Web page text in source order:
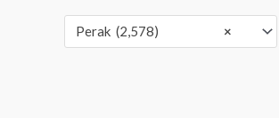
×
Perak (2,578)